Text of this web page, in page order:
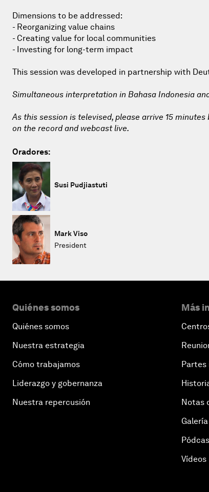
Dimensions to be addressed:
- Reorganizing value chains
- Creating value for local communities
- Investing for long-term impact
This session was developed in partnership with
Simultaneous interpretation in Bahasa Indonesia
As this session is televised, please arrive 15
on the record and webcast live.
Oradores:
Susi Pudjiastuti
Mark Viso
President
Quiénes somos
Quiénes somos
Nuestra estrategia
Cómo trabajamos
Liderazgo y gobernanza
Nuestra repercusión
Más
Partes
Notas
Vídeos